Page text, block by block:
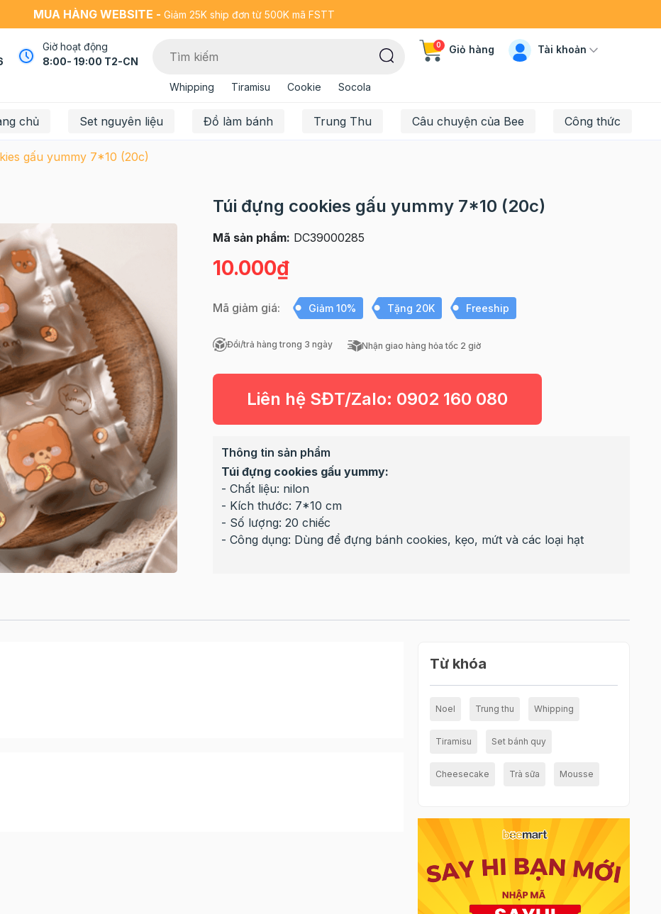
MUA HÀNG WEBSITE - Giảm 25K ship đơn từ 500K mã FSTT
Giờ hoạt động
8:00- 19:00 T2-CN
Whipping Tiramisu Cookie Socola
0 Giỏ hàng Tài khoản
chủ Set nguyên liệu Đồ làm bánh Trung Thu Câu chuyện của Bee Công thức
gấu yummy 7*10 (20c)
Túi đựng cookies gấu yummy 7*10 (20c)
Mã sản phẩm: DC39000285
10.000₫
Mã giảm giá: Giảm 10% Tặng 20K Freeship
Đổi/trả hàng trong 3 ngày Nhận giao hàng hỏa tốc 2 giờ
Liên hệ SĐT/Zalo: 0902 160 080
Thông tin sản phẩm
Túi đựng cookies gấu yummy:
- Chất liệu: nilon
- Kích thước: 7*10 cm
- Số lượng: 20 chiếc
- Công dụng: Dùng để đựng bánh cookies, kẹo, mứt và các loại hạt
Từ khóa
Noel Trung thu Whipping
Tiramisu Set bánh quy
Cheesecake Trà sữa Mousse